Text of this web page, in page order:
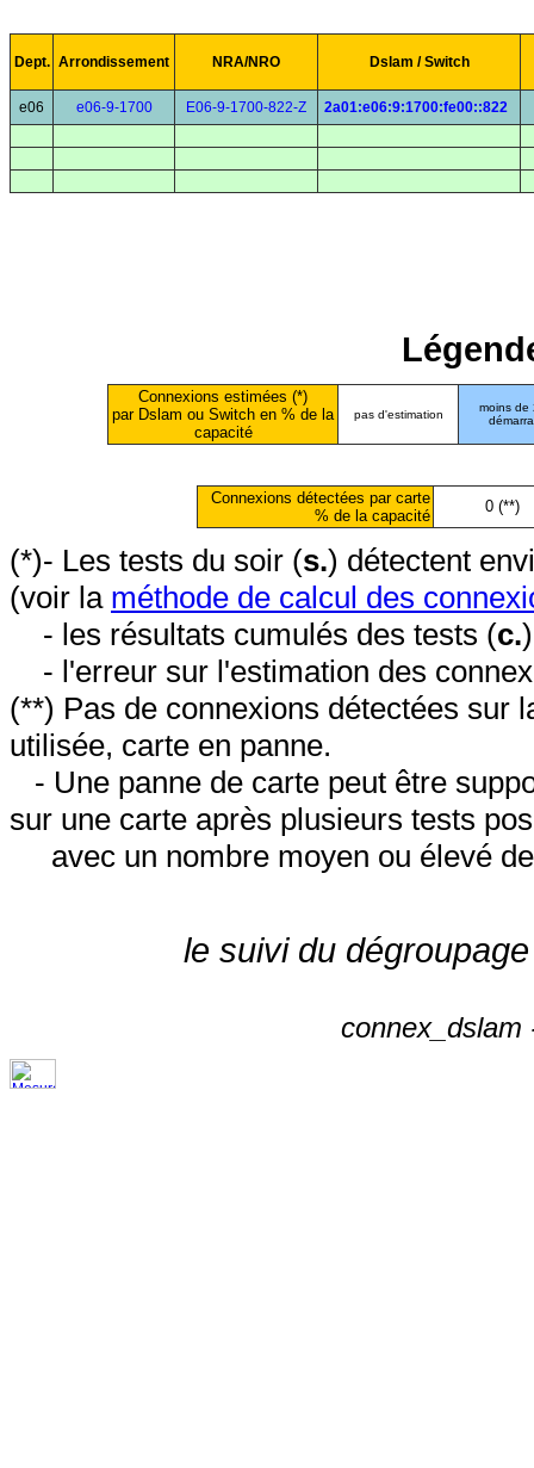
Dept. Arrondissement NRA/NRO Dslam / Switch
e06 e06-9-1700 E06-9-1700-822-Z 2a01:e06:9:1700:fe00::822
Connexions estimées (*)
par Dslam ou Switch en % de la
capacité
pas d'estimation
moins de
Connexions détectées par carte
% de la capacité
0 (**)
(*)- Les tests du soir (s.) détectent
(voir la méthode de calcul des
- les résultats cumulés des tests (c.
- l'erreur sur l'estimation des
(**) Pas de connexions détectées sur
utilisée, carte en panne.
- Une panne de carte peut être
sur une carte après plusieurs tests
avec un nombre moyen ou élevé
le suivi du
connex_dslam